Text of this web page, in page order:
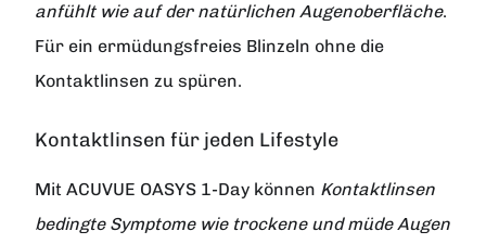
anfühlt wie auf der natürlichen Augenoberfläche.
Für ein ermüdungsfreies Blinzeln ohne die
Kontaktlinsen zu spüren.
Kontaktlinsen für jeden Lifestyle
Mit ACUVUE OASYS 1-Day können Kontaktlinsen
bedingte Symptome wie trockene und müde Augen